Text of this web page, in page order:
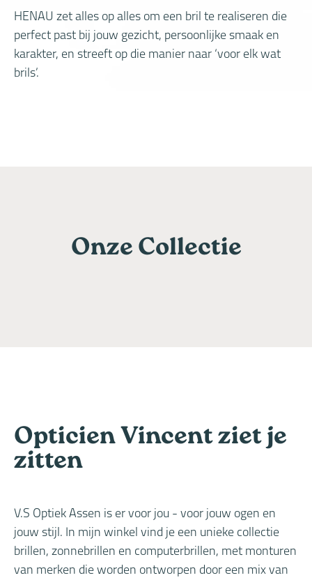
HENAU zet alles op alles om een bril te realiseren die
perfect past bij jouw gezicht, persoonlijke smaak en
karakter, en streeft op die manier naar ‘voor elk wat
brils’.
Onze Collectie
Opticien Vincent ziet je
zitten
V.S Optiek Assen is er voor jou - voor jouw ogen en
jouw stijl. In mijn winkel vind je een unieke collectie
brillen, zonnebrillen en computerbrillen, met monturen
van merken die worden ontworpen door een mix van